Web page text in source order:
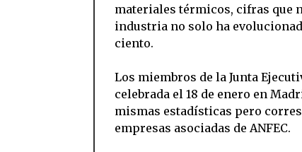
materiales térmicos, cifras que
industria no solo ha
ciento.
Los miembros de la Junta
celebrada el 18 de enero en
mismas estadísticas pero
empresas asociadas de ANFEC.